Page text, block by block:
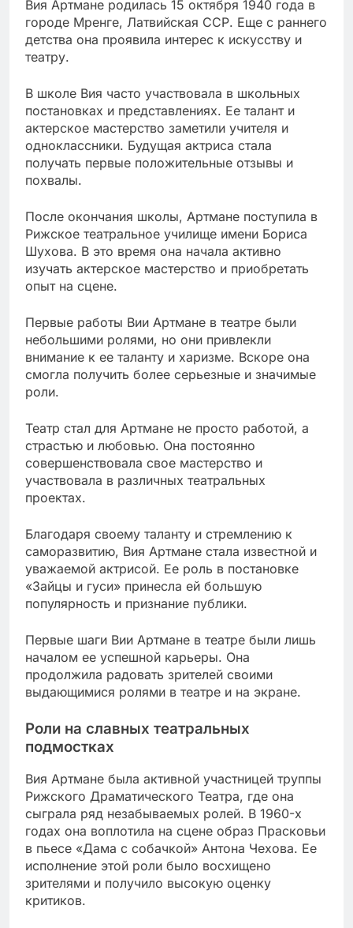
Вия Артмане родилась 15 октября 1940 года в
городе Мренге, Латвийская ССР. Еще с раннего
детства она проявила интерес к искусству и
театру.
В школе Вия часто участвовала в школьных
постановках и представлениях. Ее талант и
актерское мастерство заметили учителя и
одноклассники. Будущая актриса стала
получать первые положительные отзывы и
похвалы.
После окончания школы, Артмане поступила в
Рижское театральное училище имени Бориса
Шухова. В это время она начала активно
изучать актерское мастерство и приобретать
опыт на сцене.
Первые работы Вии Артмане в театре были
небольшими ролями, но они привлекли
внимание к ее таланту и харизме. Вскоре она
смогла получить более серьезные и значимые
роли.
Театр стал для Артмане не просто работой, а
страстью и любовью. Она постоянно
совершенствовала свое мастерство и
участвовала в различных театральных
проектах.
Благодаря своему таланту и стремлению к
саморазвитию, Вия Артмане стала известной и
уважаемой актрисой. Ее роль в постановке
«Зайцы и гуси» принесла ей большую
популярность и признание публики.
Первые шаги Вии Артмане в театре были лишь
началом ее успешной карьеры. Она
продолжила радовать зрителей своими
выдающимися ролями в театре и на экране.
Роли на славных театральных
подмостках
Вия Артмане была активной участницей труппы
Рижского Драматического Театра, где она
сыграла ряд незабываемых ролей. В 1960-х
годах она воплотила на сцене образ Прасковьи
в пьесе «Дама с собачкой» Антона Чехова. Ее
исполнение этой роли было восхищено
зрителями и получило высокую оценку
критиков.